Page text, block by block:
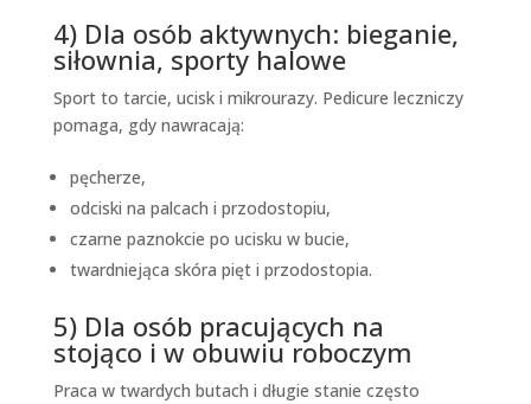
4) Dla osób aktywnych: bieganie,
siłownia, sporty halowe
Sport to tarcie, ucisk i mikrourazy. Pedicure leczniczy
pomaga, gdy nawracają:
pęcherze,
odciski na palcach i przodostopiu,
czarne paznokcie po ucisku w bucie,
twardniejąca skóra pięt i przodostopia.
5) Dla osób pracujących na
stojąco i w obuwiu roboczym
Praca w twardych butach i długie stanie często